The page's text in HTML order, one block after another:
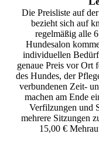
Die Preisliste auf
bezieht sich auf
regelmäßig alle
Hundesalon
individuellen
genaue Preis vor Ort
des Hundes, der
verbundenen Zeit-
machen am Ende
Verfilzungen und
mehrere Sitzungen
15,00 €